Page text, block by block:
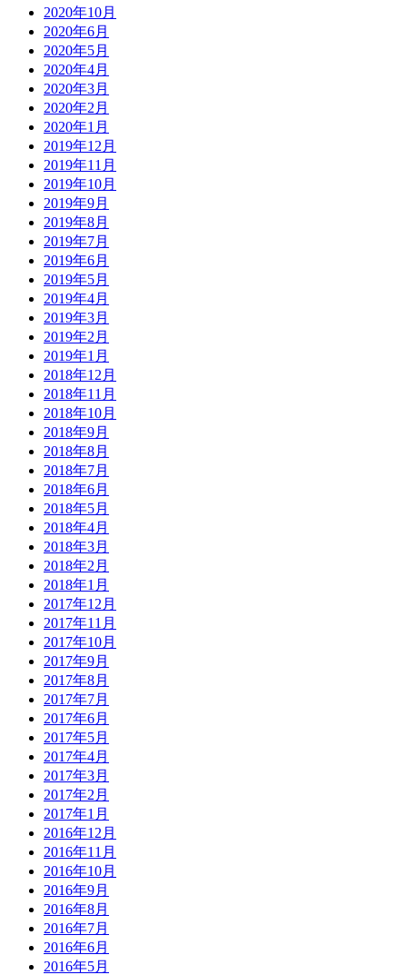
2020年10月
2020年6月
2020年5月
2020年4月
2020年3月
2020年2月
2020年1月
2019年12月
2019年11月
2019年10月
2019年9月
2019年8月
2019年7月
2019年6月
2019年5月
2019年4月
2019年3月
2019年2月
2019年1月
2018年12月
2018年11月
2018年10月
2018年9月
2018年8月
2018年7月
2018年6月
2018年5月
2018年4月
2018年3月
2018年2月
2018年1月
2017年12月
2017年11月
2017年10月
2017年9月
2017年8月
2017年7月
2017年6月
2017年5月
2017年4月
2017年3月
2017年2月
2017年1月
2016年12月
2016年11月
2016年10月
2016年9月
2016年8月
2016年7月
2016年6月
2016年5月